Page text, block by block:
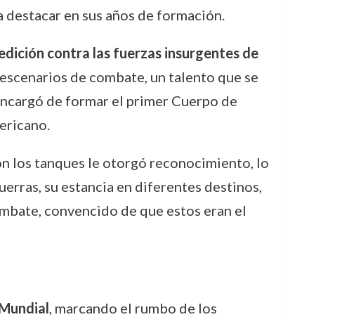
en sus años de formación.
contra las fuerzas insurgentes de
de combate, un talento que se
de formar el primer Cuerpo de
los tanques le otorgó reconocimiento, lo
su estancia en diferentes destinos,
convencido de que estos eran el
, marcando el rumbo de los